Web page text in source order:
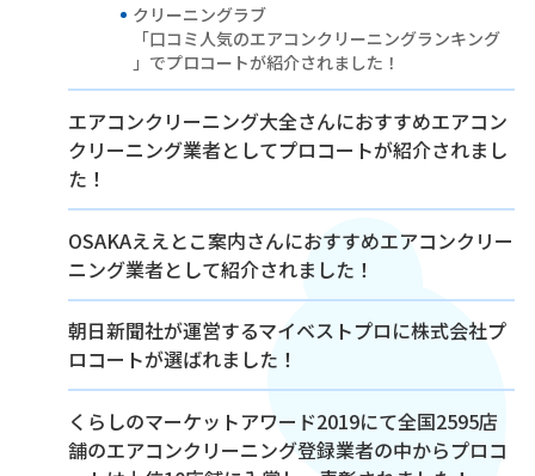
クリーニングラブ
「口コミ人気のエアコンクリーニングランキング
」でプロコートが紹介されました！
エアコンクリーニング大全さんにおすすめエアコン
クリーニング業者としてプロコートが紹介されまし
た！
OSAKAええとこ案内さんにおすすめエアコンクリー
ニング業者として紹介されました！
朝日新聞社が運営するマイベストプロに株式会社プ
ロコートが選ばれました！
くらしのマーケットアワード2019にて全国2595店
舗のエアコンクリーニング登録業者の中からプロコ